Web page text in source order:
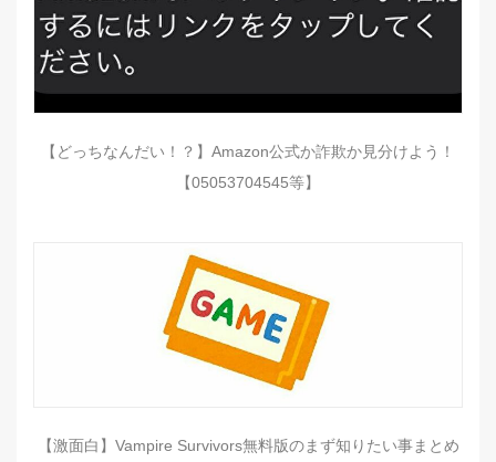
【どっちなんだい！？】Amazon公式か詐欺か見分けよう！
【05053704545等】
【激面白】Vampire Survivors無料版のまず知りたい事まとめ